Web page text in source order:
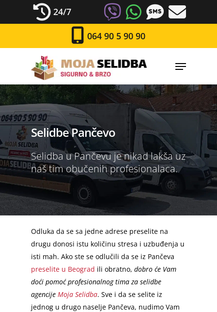
24/7
064 90 5 90 90
Selidbe Pančevo
Selidba u Pančevu je nikad lakša uz
naš tim obučenih profesionalaca.
Odluka da se sa jedne adrese preselite na
drugu donosi istu količinu stresa i uzbuđenja u
isti mah. Ako ste se odlučili da se iz Pančeva
preselite u Beograd ili obratno, dobro će Vam
doći pomoć profesionalnog tima za selidbe
agencijeMoja Selidba. Sve i da se selite iz
jednog u drugo naselje Pančeva, nudimo Vam